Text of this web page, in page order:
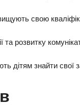
свою
розвитку
дітям знайти свої